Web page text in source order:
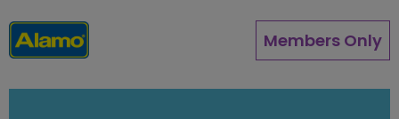
zum
Inhalt
Members Only